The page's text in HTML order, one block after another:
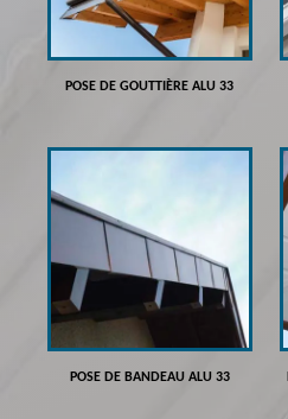
POSE DE GOUTTIÈRE ALU 33
POSE DE BANDEAU ALU 33